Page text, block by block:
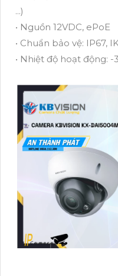
...)
• Nguồn 12VDC, ePoE
• Chuẩn bảo vệ: IP67,
• Nhiệt độ hoạt động: -